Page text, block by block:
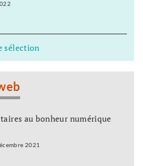
sélection
au bonheur numérique
2021